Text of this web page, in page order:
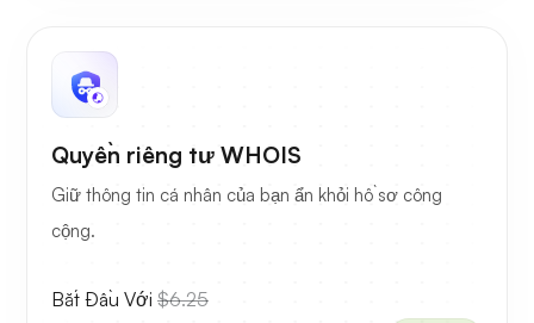
Quyền riêng tư WHOIS
Giữ thông tin cá nhân của bạn ẩn khỏi hồ sơ công
cộng.
Bắt Đầu Với $6.25